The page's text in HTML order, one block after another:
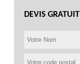
DEVIS GRATUIT